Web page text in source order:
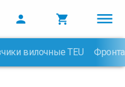
 
вилочные TEU